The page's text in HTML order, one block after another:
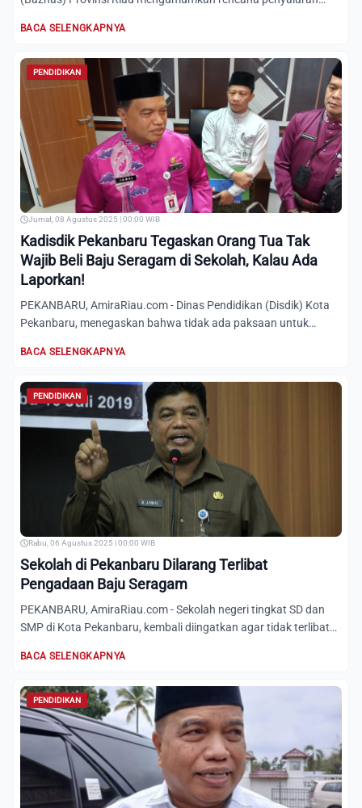
BACA SELENGKAPNYA
PENDIDIKAN
Jumat, 08 Agustus 2025 | 00:00 WIB
Kadisdik Pekanbaru Tegaskan Orang Tua Tak
Wajib Beli Baju Seragam di Sekolah, Kalau Ada
Laporkan!
PEKANBARU, AmiraRiau.com - Dinas Pendidikan (Disdik) Kota
Pekanbaru, menegaskan bahwa tidak ada paksaan untuk
BACA SELENGKAPNYA
PENDIDIKAN
Rabu, 06 Agustus 2025 | 00:00 WIB
Sekolah di Pekanbaru Dilarang Terlibat
Pengadaan Baju Seragam
PEKANBARU, AmiraRiau.com - Sekolah negeri tingkat SD dan
SMP di Kota Pekanbaru, kembali diingatkan agar tidak terlibat
BACA SELENGKAPNYA
PENDIDIKAN